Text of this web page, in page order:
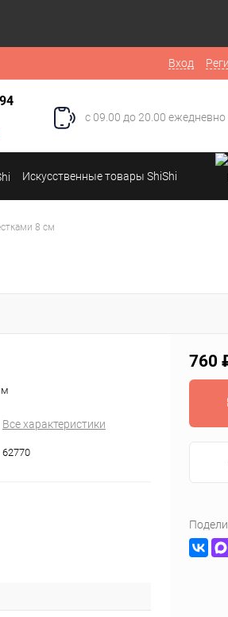
Вход
с 09.00 до 20.00 ежедневно
Искусственные товары ShiShi
8 см
Все характеристики
62770
760